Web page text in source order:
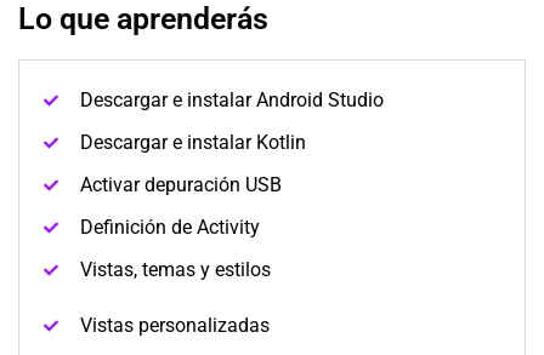
Lo que aprenderás
Descargar e instalar Android Studio
Descargar e instalar Kotlin
Activar depuración USB
Definición de Activity
Vistas, temas y estilos
Vistas personalizadas